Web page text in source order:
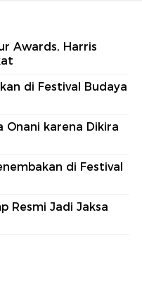
Awards, Harris
di Festival Budaya
Onani karena Dikira
di Festival
Resmi Jadi Jaksa